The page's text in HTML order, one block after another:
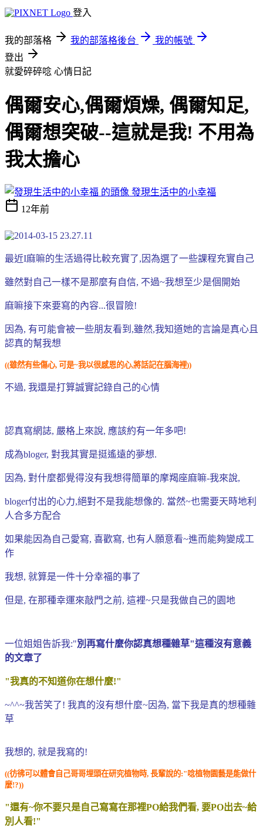
登入
我的部落格 我的部落格後台
我的帳號
登出
就愛碎碎唸 心情日記
偶爾安心,偶爾煩燥, 偶爾知足,
偶爾想突破--這就是我! 不用為
我太擔心
發現生活中的小幸福
12年前
最近I麻嘛的生活過得比較充實了,因為選了一些課程充實自己
雖然對自己一樣不是那麼有自信, 不過~我想至少是個開始
麻嘛接下來要寫的內容...很冒險!
因為, 有可能會被一些朋友看到,雖然,我知道她的言論是真心且
認真的幫我想
((雖然有些傷心, 可是~我以很感恩的心,將話記在腦海裡))
不過, 我還是打算誠實記錄自己的心情
認真寫網誌, 嚴格上來說, 應該約有一年多吧!
成為bloger, 對我其實是挺遙遠的夢想.
因為, 對什麼都覺得沒有我想得簡單的摩羯座麻嘛-我來說,
bloger付出的心力,絕對不是我能想像的. 當然~也需要天時地利
人合多方配合
如果能因為自己愛寫, 喜歡寫, 也有人願意看~進而能夠變成工
作
我想, 就算是一件十分幸福的事了
但是, 在那種幸運來敲門之前, 這裡~只是我做自己的園地
一位姐姐告訴我:"別再寫什麼你認真想種雜草"這種沒有意義
的文章了
"我真的不知道你在想什麼!"
~^^~我苦笑了! 我真的沒有想什麼~因為, 當下我是真的想種雜
草
我想的, 就是我寫的!
((彷彿可以體會自己哥哥埋頭在研究植物時, 長輩說的:"唸植物園藝是能做什
麼!?))
"還有~你不要只是自己寫寫在那裡PO給我們看, 要PO出去~給
別人看!"